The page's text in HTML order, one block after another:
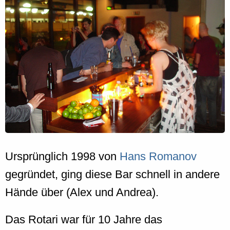
Ursprünglich 1998 von Hans Romanov
gegründet, ging diese Bar schnell in andere
Hände über (Alex und Andrea).
Das Rotari war für 10 Jahre das